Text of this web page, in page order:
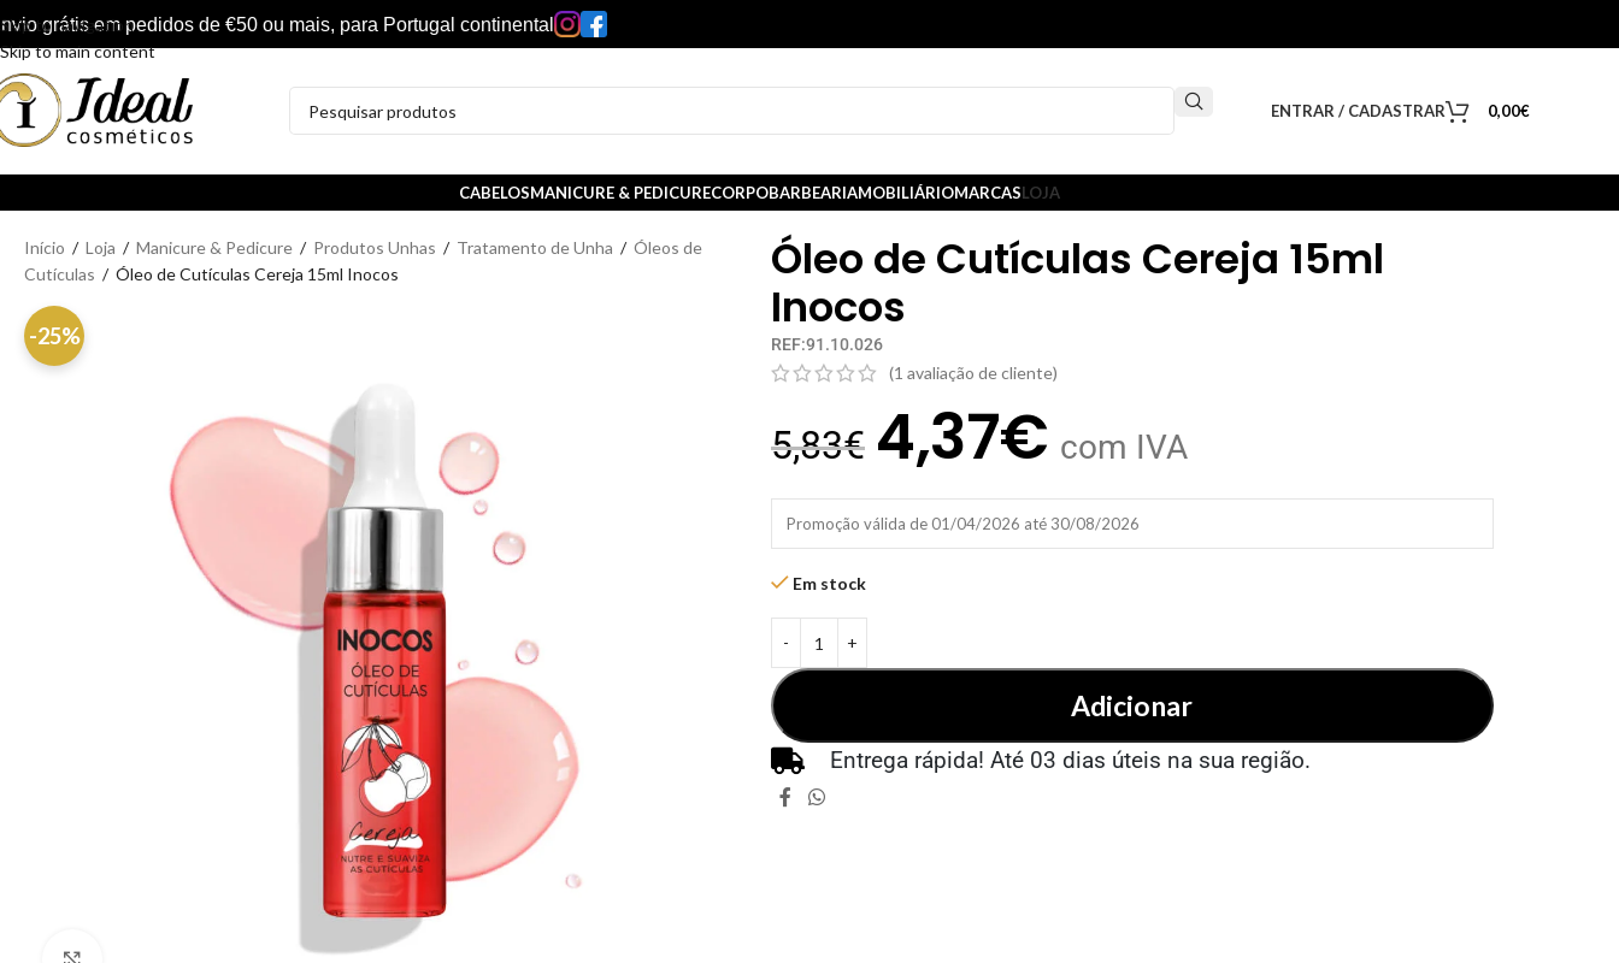
Skip to navigation
Skip to main content
grátis em pedidos de €50 ou mais, para Portugal continental
ENTRAR / CADASTRAR 0,00€
CABELOSMANICURE & PEDICURECORPOBARBEARIAMOBILIÁRIOMARCASLOJA
Início / Loja / Manicure & Pedicure / Produtos Unhas / Tratamento de Unha / Óleos de
Cutículas / Óleo de Cutículas Cereja 15ml Inocos
-25%
Óleo de Cutículas Cereja 15ml
Inocos
REF:91.10.026
(1 avaliação de cliente)
5,83€ 4,37€ com IVA
Promoção válida de 01/04/2026 até 30/08/2026
Em stock
Adicionar
Entrega rápida! Até 03 dias úteis na sua região.